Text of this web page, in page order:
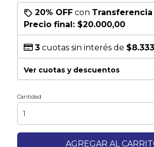
20% OFFcon Transferencia
Precio final: $20.000,00
3cuotas sin interés de
Ver cuotas y descuentos
Cantidad
AGREGAR AL